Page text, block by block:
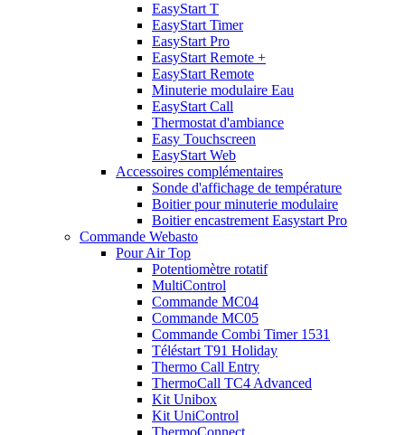
EasyStart T
EasyStart Timer
EasyStart Pro
EasyStart Remote +
EasyStart Remote
Minuterie modulaire Eau
EasyStart Call
Thermostat d'ambiance
Easy Touchscreen
EasyStart Web
Accessoires complémentaires
Sonde d'affichage de température
Boitier pour minuterie modulaire
Boitier encastrement Easystart Pro
Commande Webasto
Pour Air Top
Potentiomètre rotatif
MultiControl
Commande MC04
Commande MC05
Commande Combi Timer 1531
Téléstart T91 Holiday
Thermo Call Entry
ThermoCall TC4 Advanced
Kit Unibox
Kit UniControl
ThermoConnect